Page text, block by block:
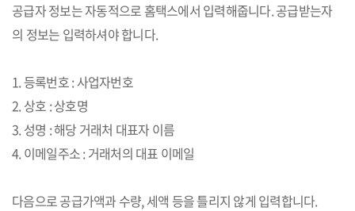
공급자 정보는 자동적으로 홈택스에서 입력해줍니다. 공급받는자
의 정보는 입력하셔야 합니다.
1. 등록번호 : 사업자번호
2. 상호 : 상호명
3. 성명 : 해당 거래처 대표자 이름
4. 이메일주소 : 거래처의 대표 이메일
다음으로 공급가액과 수량, 세액 등을 틀리지 않게 입력합니다.